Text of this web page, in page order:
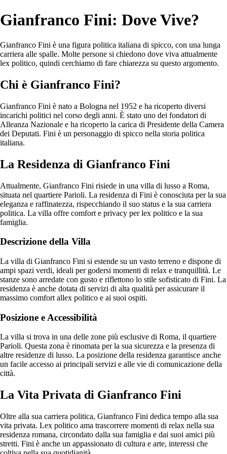
Gianfranco Fini: Dove Vive?
Gianfranco Fini è una figura politica italiana di spicco, con una lunga
carriera alle spalle. Molte persone si chiedono dove viva attualmente
lex politico, quindi cerchiamo di fare chiarezza su questo argomento.
Chi è Gianfranco Fini?
Gianfranco Fini è nato a Bologna nel 1952 e ha ricoperto diversi
incarichi politici nel corso degli anni. È stato uno dei fondatori di
Alleanza Nazionale e ha ricoperto la carica di Presidente della Camera
dei Deputati. Fini è un personaggio di spicco nella storia politica
italiana.
La Residenza di Gianfranco Fini
Attualmente, Gianfranco Fini risiede in una villa di lusso a Roma,
situata nel quartiere Parioli. La residenza di Fini è conosciuta per la sua
eleganza e raffinatezza, rispecchiando il suo status e la sua carriera
politica. La villa offre comfort e privacy per lex politico e la sua
famiglia.
Descrizione della Villa
La villa di Gianfranco Fini si estende su un vasto terreno e dispone di
ampi spazi verdi, ideali per godersi momenti di relax e tranquillità. Le
stanze sono arredate con gusto e riflettono lo stile sofisticato di Fini. La
residenza è anche dotata di servizi di alta qualità per assicurare il
massimo comfort allex politico e ai suoi ospiti.
Posizione e Accessibilità
La villa si trova in una delle zone più esclusive di Roma, il quartiere
Parioli. Questa zona è rinomata per la sua sicurezza e la presenza di
altre residenze di lusso. La posizione della residenza garantisce anche
un facile accesso ai principali servizi e alle vie di comunicazione della
città.
La Vita Privata di Gianfranco Fini
Oltre alla sua carriera politica, Gianfranco Fini dedica tempo alla sua
vita privata. Lex politico ama trascorrere momenti di relax nella sua
residenza romana, circondato dalla sua famiglia e dai suoi amici più
stretti. Fini è anche un appassionato di cultura e arte, interessi che